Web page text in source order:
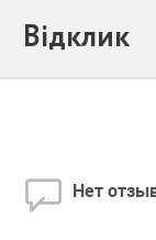
Відклик
Нет